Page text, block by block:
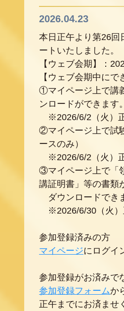
2026.04.23
本日正午より第26回
ートいたしました。
【ウェブ会期】：
【ウェブ会期中にで
①マイページ上で講
ンロードができます
※2026/6/2（火）
②マイページ上で試
ースのみ）
※2026/6/2（火）
③マイページ上で「
講証明書」等の書類
ダウンロードでき
※2026/6/30（火）
参加登録済みの方
マイページにログイ
参加登録がお済みで
参加登録フォームか
正午までにお済ませ